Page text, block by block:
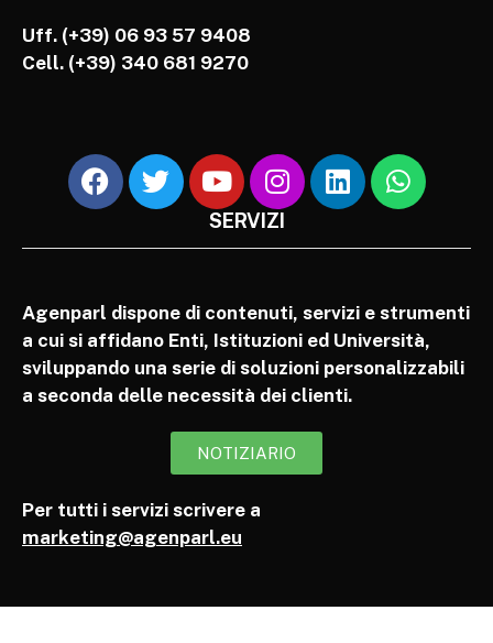
Uff. (+39) 06 93 57 9408
Cell. (+39) 340 681 9270
SERVIZI
Agenparl dispone di contenuti, servizi e strumenti
a cui si affidano Enti, Istituzioni ed Università,
sviluppando una serie di soluzioni personalizzabili
a seconda delle necessità dei clienti.
NOTIZIARIO
Per tutti i servizi scrivere a
marketing@agenparl.eu